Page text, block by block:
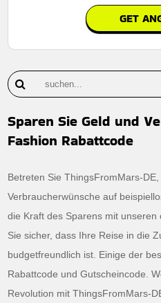
GET
Sparen Sie Geld und
Fashion Rabattcode
Betreten Sie ThingsFromMars-
Verbraucherwünsche auf
die Kraft des Sparens mit unseren
Sie sicher, dass Ihre Reise in die
budgetfreundlich ist. Einige der
Rabattcode und Gutscheincode.
Revolution mit ThingsFromMars-